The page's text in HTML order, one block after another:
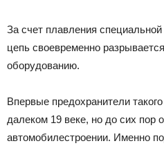
За счет плавления
цепь своевременно
оборудованию.
Впервые предохранители
далеком 19 веке, но до сих пор
автомобилестроении. Именно